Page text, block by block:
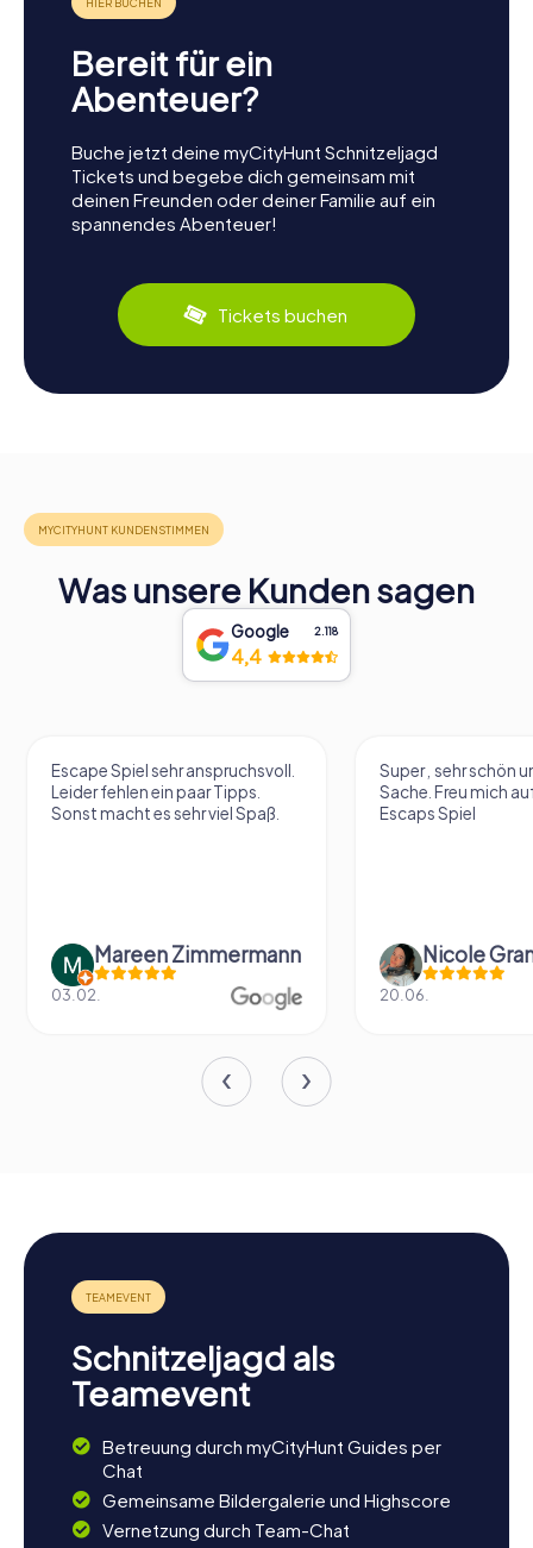
Bereit für ein
Abenteuer?
Buche jetzt deine myCityHunt Schnitzeljagd
Tickets und begebe dich gemeinsam mit
deinen Freunden oder deiner Familie auf ein
spannendes Abenteuer!
Tickets buchen
Was unsere Kunden sagen
Google 2.118
4,4
Escape Spiel sehr anspruchsvoll.
Leider fehlen ein paar Tipps.
Sonst macht es sehr viel Spaß.
Mareen Zimmermann
03.02.
Super , sehr schön
Sache. Freu mich
Escaps Spiel
Nicole
20.06.
Schnitzeljagd als
Teamevent
Betreuung durch myCityHunt Guides per
Chat
Gemeinsame Bildergalerie und Highscore
Vernetzung durch Team-Chat